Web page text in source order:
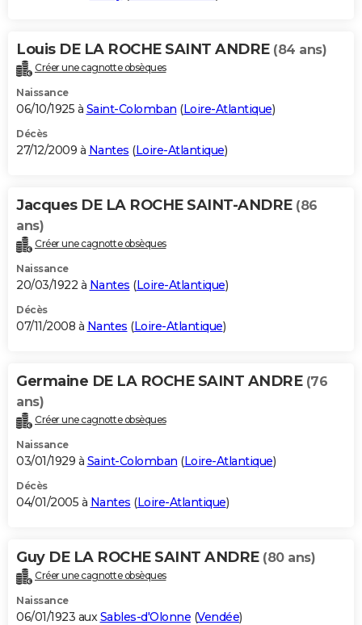
Louis DE LA ROCHE SAINT ANDRE (84 ans)
Créer une cagnotte obsèques
Naissance
06/10/1925 à Saint-Colomban (Loire-Atlantique)
Décès
27/12/2009 à Nantes (Loire-Atlantique)
Jacques DE LA ROCHE SAINT-ANDRE (86
ans)
Créer une cagnotte obsèques
Naissance
20/03/1922 à Nantes (Loire-Atlantique)
Décès
07/11/2008 à Nantes (Loire-Atlantique)
Germaine DE LA ROCHE SAINT ANDRE (76
ans)
Créer une cagnotte obsèques
Naissance
03/01/1929 à Saint-Colomban (Loire-Atlantique)
Décès
04/01/2005 à Nantes (Loire-Atlantique)
Guy DE LA ROCHE SAINT ANDRE (80 ans)
Créer une cagnotte obsèques
Naissance
06/01/1923 auxSables-d'Olonne (Vendée)